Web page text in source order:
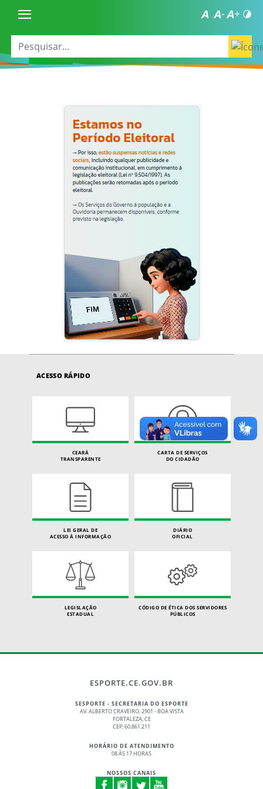
ACESSO RÁPIDO
CEARÁ
TRANSPARENTE
CARTA DE SERVIÇOS
DO CIDADÃO
LEI GERAL DE
ACESSO À INFORMAÇÃO
DIÁRIO
OFICIAL
LEGISLAÇÃO
ESTADUAL
CÓDIGO DE ÉTICA DOS SERVIDORES
PÚBLICOS
ESPORTE.CE.GOV.BR
SESPORTE - SECRETARIA DO ESPORTE
AV. ALBERTO CRAVEIRO, 2901 - BOA VISTA
FORTALEZA, CE
CEP: 60.861.211
HORÁRIO DE ATENDIMENTO
08 ÀS 17 HORAS
NOSSOS CANAIS